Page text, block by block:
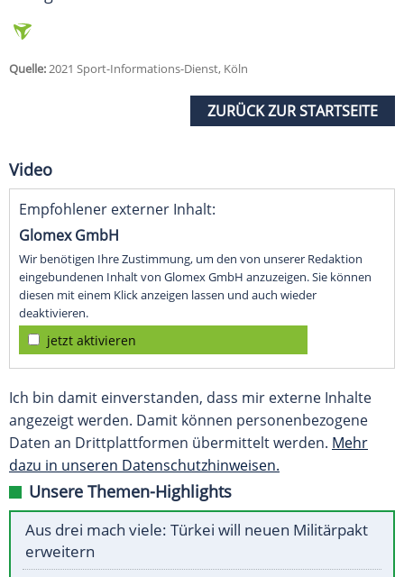
Quelle:2021 Sport-Informations-Dienst, Köln
ZURÜCK ZUR STARTSEITE
Video
Empfohlener externer Inhalt:
Glomex GmbH
Wir benötigen Ihre Zustimmung, um den von unserer Redaktion
eingebundenen Inhalt von Glomex GmbH anzuzeigen. Sie können
diesen mit einem Klick anzeigen lassen und auch wieder
deaktivieren.
jetzt aktivieren
Ich bin damit einverstanden, dass mir externe Inhalte
angezeigt werden. Damit können personenbezogene
Daten an Drittplattformen übermittelt werden. Mehr
dazu in unseren Datenschutzhinweisen.
Unsere Themen-Highlights
Aus drei mach viele: Türkei will neuen Militärpakt
erweitern